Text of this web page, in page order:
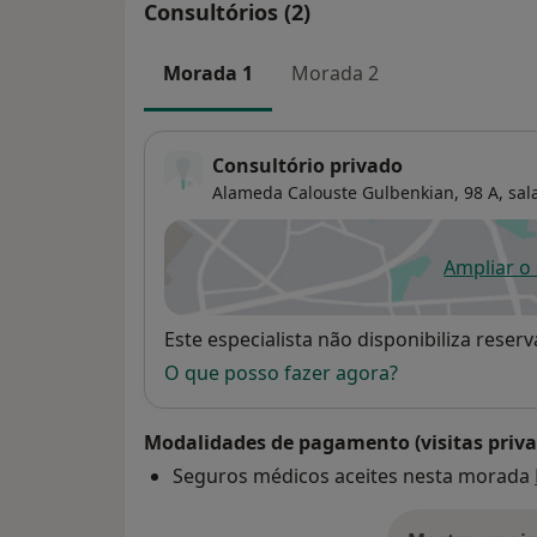
Consultórios (2)
Morada 1 Morada 2
Consultório privado
Alameda Calouste Gulbenkian, 98 A,
Ampliar o
Disponibilidade
Este especialista não disponibiliza
O que posso fazer agora?
Modalidades de pagamento (visitas
Seguros médicos aceites nesta morada